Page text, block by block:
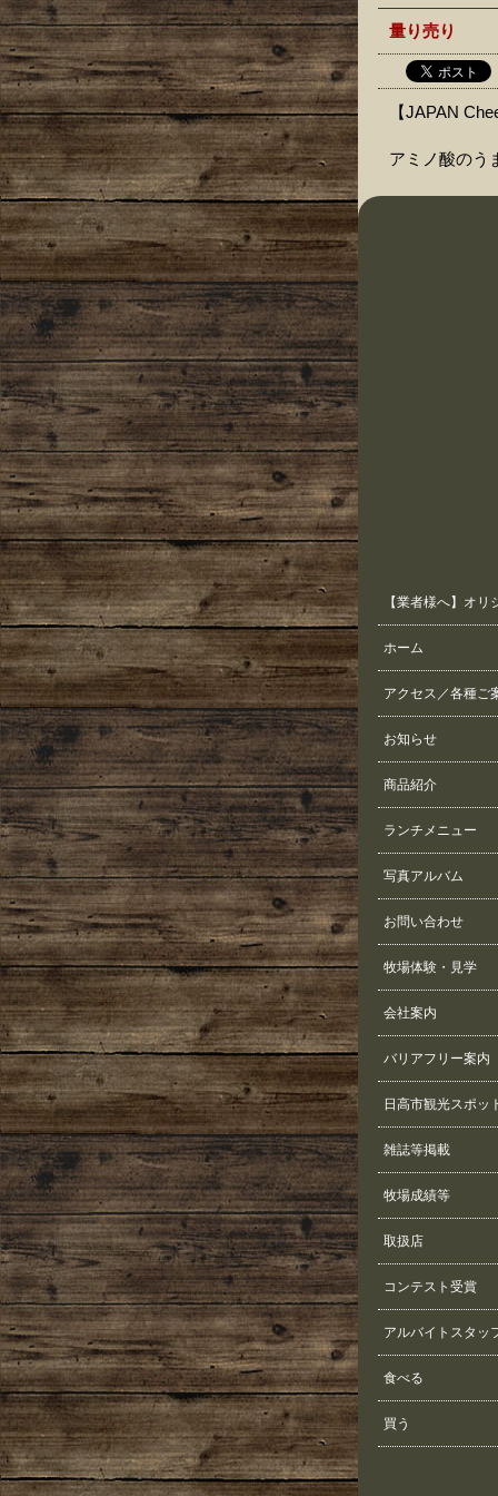
量り売り
【JAPAN
アミノ酸のう
【業者様へ】オ
ホーム
アクセス／各種ご
お知らせ
商品紹介
ランチメニュー
写真アルバム
お問い合わせ
牧場体験・見学
会社案内
バリアフリー案内
日高市観光スポッ
雑誌等掲載
牧場成績等
取扱店
コンテスト受賞
アルバイトスタッ
食べる
買う